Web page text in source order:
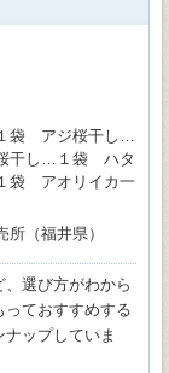
袋 アジ桜干し…
干し…１袋 ハタ
袋 アオリイカ一
所（福井県）
選び方がわから
ておすすめする
ップしていま